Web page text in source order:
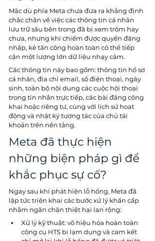
Mặc dù phía Meta chưa đưa ra khẳng định
chắc chắn về việc các thông tin cá nhân
lưu trữ sâu bên trong đã bị xem trộm hay
chưa, nhưng khi chiếm được quyền đăng
nhập, kẻ tấn công hoàn toàn có thể tiếp
cận một lượng lớn dữ liệu nhạy cảm.
Các thông tin này bao gồm: thông tin hồ sơ
cá nhân, địa chỉ email, số điện thoại, ngày
sinh, toàn bộ nội dung các cuộc hội thoại
trong tin nhắn trực tiếp, các bài đăng công
khai hoặc riêng tư, cùng với lịch sử hoạt
động và nhật ký tương tác của chủ tài
khoản trên nền tảng.
Meta đã thực hiện
những biện pháp gì để
khắc phục sự cố?
Ngay sau khi phát hiện lỗ hổng, Meta đã
lập tức triển khai các bước xử lý khẩn cấp
nhằm ngăn chặn thiệt hại lan rộng:
Xử lý kỹ thuật: vô hiệu hóa hoàn toàn
công cụ HTS bị lạm dụng và cam kết